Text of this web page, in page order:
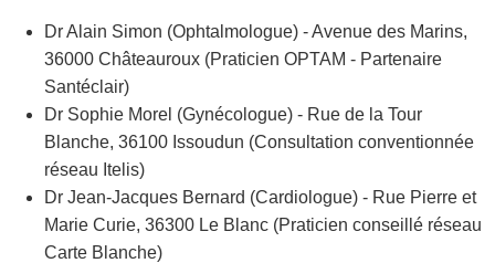
Dr Alain Simon (Ophtalmologue) - Avenue des Marins,
36000 Châteauroux (Praticien OPTAM - Partenaire
Santéclair)
Dr Sophie Morel (Gynécologue) - Rue de la Tour
Blanche, 36100 Issoudun (Consultation conventionnée
réseau Itelis)
Dr Jean-Jacques Bernard (Cardiologue) - Rue Pierre et
Marie Curie, 36300 Le Blanc (Praticien conseillé réseau
Carte Blanche)